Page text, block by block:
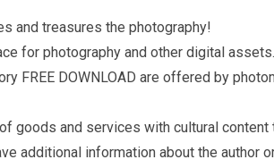
and treasures the photography!
for photography and other digital assets.
FREE DOWNLOAD are offered by
goods and services with cultural
additional information about the